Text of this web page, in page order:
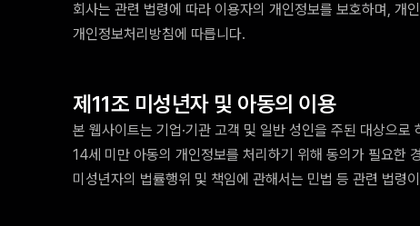
회사는 관련 법령에 따라 이용자의 개인정보를 보호하며, 개
개인정보처리방침에 따릅니다.
제11조 미성년자 및 아동의 이용
본 웹사이트는 기업·기관 고객 및 일반 성인을 주된 대상으
14세 미만 아동의 개인정보를 처리하기 위해 동의가 필요한
미성년자의 법률행위 및 책임에 관해서는 민법 등 관련 법령